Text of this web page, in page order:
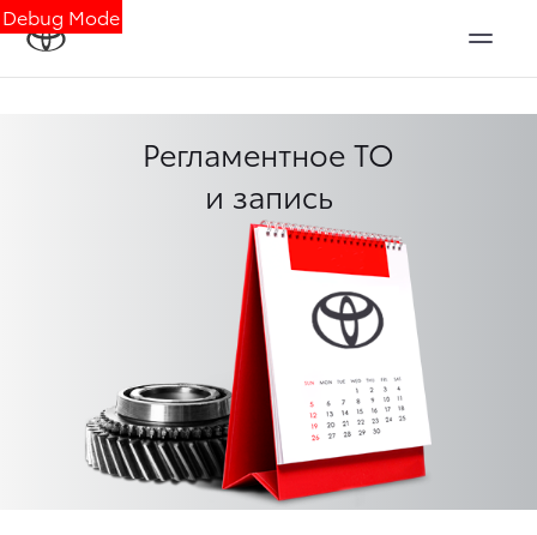
Debug Mode
Регламентное ТО
и запись